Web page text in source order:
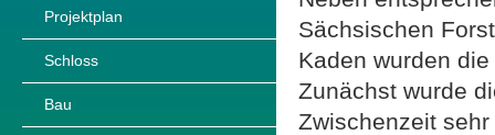
Projektplan
Schloss
Bau
Sächsischen
Kaden wurden
Zunächst wurde
Zwischenzeit